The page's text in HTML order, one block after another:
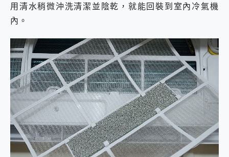
用清水稍微沖洗清潔並陰乾，就能回裝到室內冷氣機
內。